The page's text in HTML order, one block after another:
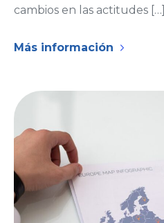
cambios en las actitudes […]
Más información